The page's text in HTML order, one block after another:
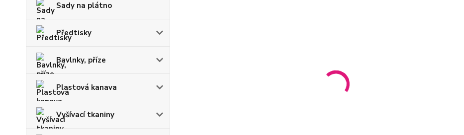
Sady na plátno
Předtisky
Bavlnky, příze
Plastová kanava
Vyšívací tkaniny